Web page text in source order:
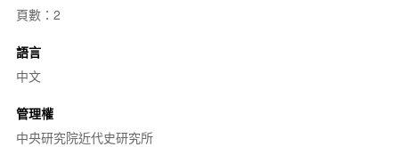
頁數：2
語言
中文
管理權
中央研究院近代史研究所